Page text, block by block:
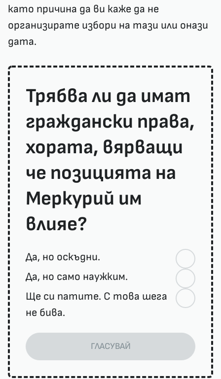
като причина да ви каже да не
организирате избори на тази или онази
дата.
Трябва ли да имат
граждански права,
хората, вярващи
че позицията на
Меркурий им
влияе?
Да, но оскъдни.
Да, но само наужким.
Ще си патите. С това шега
не бива.
ГЛАСУВАЙ